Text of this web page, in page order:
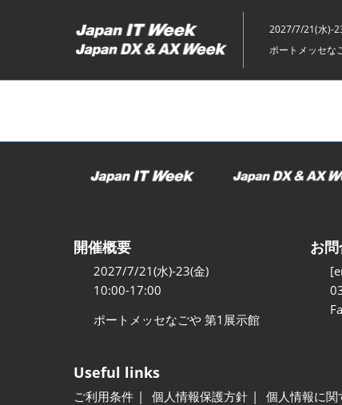
キ
ッ
2027/7/21(水)-
ポートメッセな
開催概要
2027/7/21(水)-23(金)
10:00-17:00
ポートメッセなごや 第1展示館
お
Useful links
ご利用条件 個人情報保護方針 個人情報に